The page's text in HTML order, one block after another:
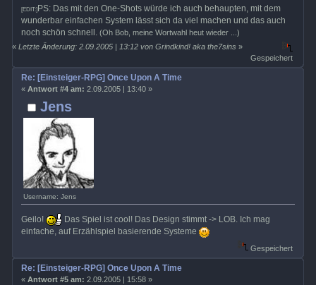
[EDIT:]PS: Das mit den One-Shots würde ich auch behaupten, mit dem
wunderbar einfachen System lässt sich da viel machen und das auch
noch schön schnell. (Oh Bob, meine Wortwahl heut wieder ...)
«Letzte Änderung: 2.09.2005 | 13:12 von Grindkind! aka the7sins »
Gespeichert
Jens
Username: Jens
Re: [Einsteiger-RPG] Once Upon A Time
« Antwort #4 am: 2.09.2005 | 13:40 »
Geilo!
Das Spiel ist cool! Das Design stimmt -> LOB. Ich mag
einfache, auf Erzählspiel basierende Systeme
Gespeichert
Re: [Einsteiger-RPG] Once Upon A Time
« Antwort #5 am: 2.09.2005 | 15:58 »